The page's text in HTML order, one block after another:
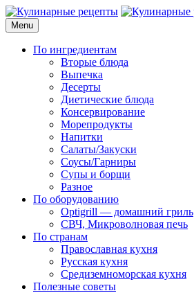
Skip
to
content
Кулинарные рецепты
для домашнего приготовления
Menu
По ингредиентам
Вторые блюда
Выпечка
Десерты
Диетические блюда
Консервирование
Морепродукты
Напитки
Салаты/Закуски
Соусы/Гарниры
Супы и борщи
Разное
По оборудованию
Optigrill — домашний гриль
СВЧ, Микроволновая печь
По странам
Православная кухня
Русская кухня
Средиземноморская кухня
Полезные советы